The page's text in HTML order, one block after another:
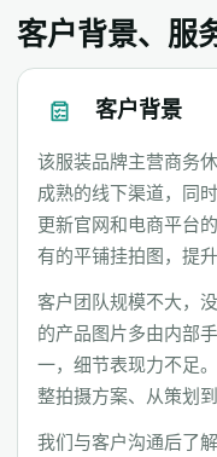
客户背景、服
客户背景
该服装品牌主营商务
成熟的线下渠道，同
更新官网和电商平台
有的平铺挂拍图，提
客户团队规模不大，
的产品图片多由内部
一，细节表现力不足
整拍摄方案、从策划
我们与客户沟通后了